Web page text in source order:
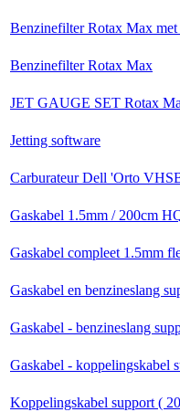
Benzinefilter Rotax Max
Benzinefilter Rotax Max
JET GAUGE SET Rotax
Jetting software
Carburateur Dell 'Orto
Gaskabel 1.5mm / 200cm
Gaskabel compleet 1.5mm
Gaskabel en benzineslang
Gaskabel - benzineslang
Gaskabel - koppelingskabel
Koppelingskabel support (